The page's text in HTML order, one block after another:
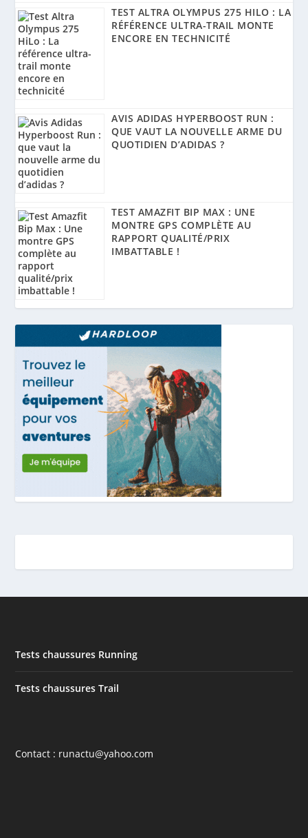
TEST ALTRA OLYMPUS 275 HILO : LA
RÉFÉRENCE ULTRA-TRAIL MONTE
ENCORE EN TECHNICITÉ
AVIS ADIDAS HYPERBOOST RUN :
QUE VAUT LA NOUVELLE ARME DU
QUOTIDIEN D’ADIDAS ?
TEST AMAZFIT BIP MAX : UNE
MONTRE GPS COMPLÈTE AU
RAPPORT QUALITÉ/PRIX
IMBATTABLE !
Tests chaussures Running
Tests chaussures Trail
Contact : runactu@yahoo.com